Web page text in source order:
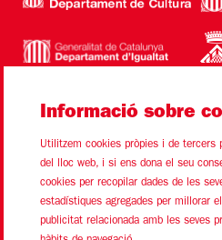
Sitemap Avís Legal Ús
Informació sobre
Utilitzem cookies pròpies i de tercers
del lloc web, i si ens dona el seu
cookies per recopilar dades de les
estadístiques agregades per millorar
publicitat relacionada amb les seves